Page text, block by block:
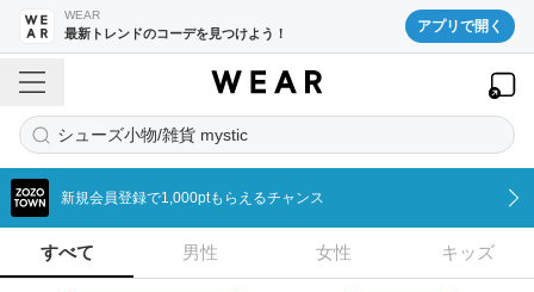
WEAR
最新トレンドのコーデを見つけよう！ アプリで開く
シューズ小物/雑貨 mystic
新規会員登録で1,000ptもらえるチャンス
すべて 男性 女性 キッズ